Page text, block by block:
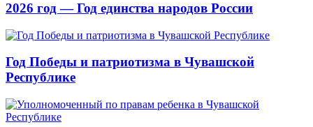
2026 год — Год единства народов России
Год Победы и патриотизма в Чувашской
Республике